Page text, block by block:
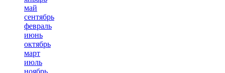
май
сентябрь
февраль
июнь
октябрь
март
июль
ноябрь